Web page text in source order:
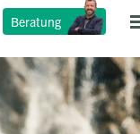
Beratung